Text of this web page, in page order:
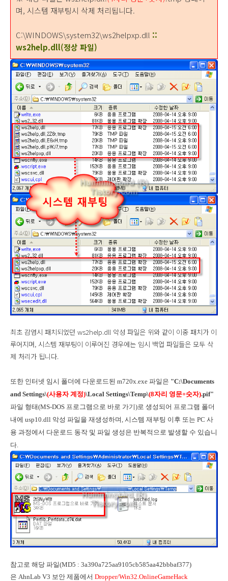
며, 시스템 재부팅시 삭제 처리됩니다.
C:\WINDOWS\system32\ws2helpxp.dll ::
ws2help.dll(정상 파일)
최초 감염시 패치되었던 ws2help.dll 악성 파일은 위와 같이 이중 패치가 이
루어지며, 시스템 재부팅이 이루어진 경우에는 임시 백업 파일들은 모두 삭
제 처리가 됩니다.
또한 인터넷 임시 폴더에 다운로드된 m720x.exe 파일은 "C:\Documents
and Settings\(사용자 계정)\Local Settings\Temp\(8자리 영문+숫자).pif"
파일 형태(MS-DOS 프로그램으로 바로 가기)로 생성되어 프로그램 폴더
내에 usp10.dll 악성 파일을 재생성하며, 시스템 재부팅 이후 또는 PC 사
용 과정에서 다운로드 동작 및 파일 생성은 반복적으로 발생할 수 있습니
다.
참고로 해당 파일(MD5 : 3a390a725aa9105cb585aa42bbbaf377)
은 AhnLab V3 보안 제품에서 Dropper/Win32.OnlineGameHack